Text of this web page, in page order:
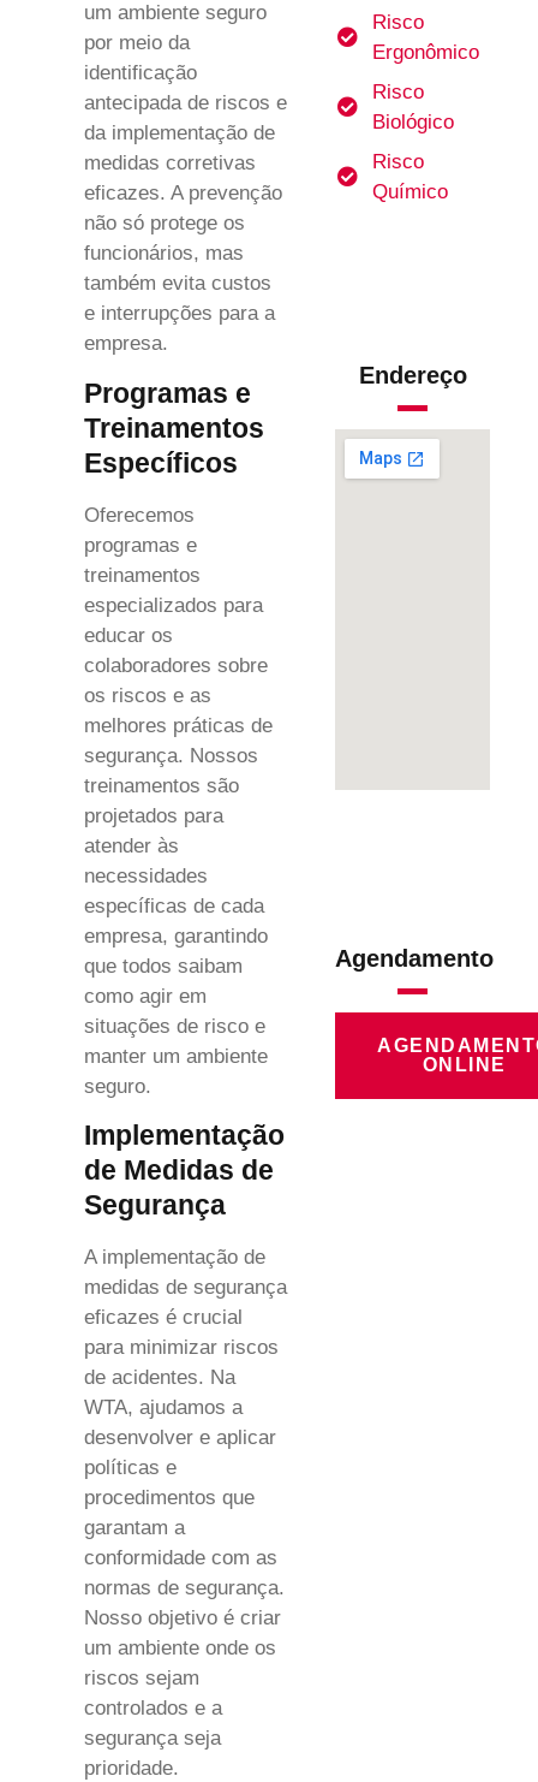
um ambiente seguro
por meio da
identificação
antecipada de riscos e
da implementação de
medidas corretivas
eficazes. A prevenção
não só protege os
funcionários, mas
também evita custos
e interrupções para a
empresa.
Programas e
Treinamentos
Específicos
Oferecemos
programas e
treinamentos
especializados para
educar os
colaboradores sobre
os riscos e as
melhores práticas de
segurança. Nossos
treinamentos são
projetados para
atender às
necessidades
específicas de cada
empresa, garantindo
que todos saibam
como agir em
situações de risco e
manter um ambiente
seguro.
Implementação
de Medidas de
Segurança
A implementação de
medidas de segurança
eficazes é crucial
para minimizar riscos
de acidentes. Na
WTA, ajudamos a
desenvolver e aplicar
políticas e
procedimentos que
garantam a
conformidade com as
normas de segurança.
Nosso objetivo é criar
um ambiente onde os
riscos sejam
controlados e a
segurança seja
prioridade.
Risco
Ergonômico
Risco
Biológico
Risco
Químico
Endereço
Agendamento
ONLINE